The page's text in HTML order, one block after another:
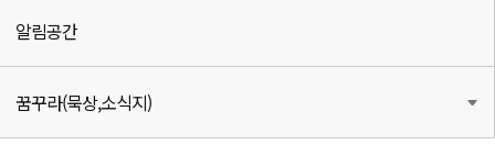
알림공간
꿈꾸라(묵상,소식지)